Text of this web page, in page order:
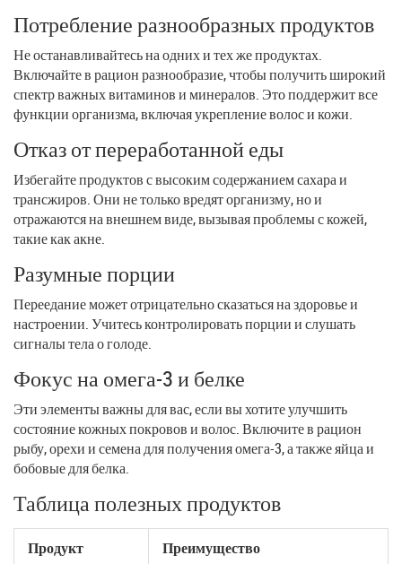
Потребление разнообразных продуктов
Не останавливайтесь на одних и тех же продуктах.
Включайте в рацион разнообразие, чтобы получить широкий
спектр важных витаминов и минералов. Это поддержит все
функции организма, включая укрепление волос и кожи.
Отказ от переработанной еды
Избегайте продуктов с высоким содержанием сахара и
трансжиров. Они не только вредят организму, но и
отражаются на внешнем виде, вызывая проблемы с кожей,
такие как акне.
Разумные порции
Переедание может отрицательно сказаться на здоровье и
настроении. Учитесь контролировать порции и слушать
сигналы тела о голоде.
Фокус на омега-3 и белке
Эти элементы важны для вас, если вы хотите улучшить
состояние кожных покровов и волос. Включите в рацион
рыбу, орехи и семена для получения омега-3, а также яйца и
бобовые для белка.
Таблица полезных продуктов
Продукт
Преимущество